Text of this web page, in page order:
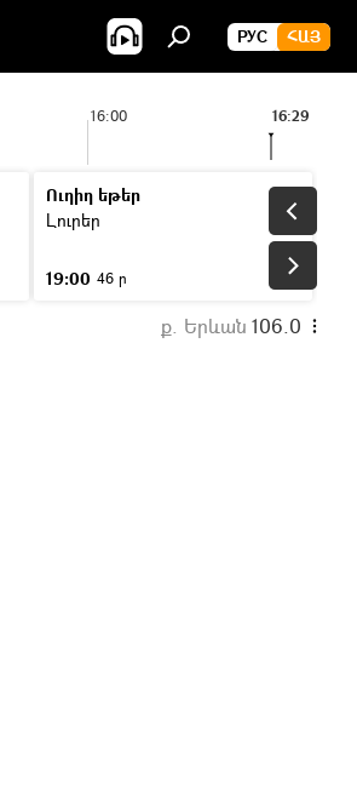
РУС ՀԱՅ
16:00 16:29
Ուղիղ եթեր
Լուրեր
19:00 46 ր
ք. Երևան 106.0